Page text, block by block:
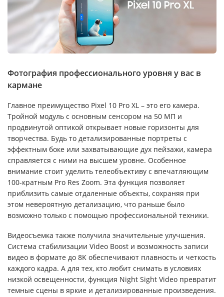
Фотография профессионального уровня у вас в
кармане
Главное преимущество Pixel 10 Pro XL – это его камера.
Тройной модуль с основным сенсором на 50 МП и
продвинутой оптикой открывает новые горизонты для
творчества. Будь то детализированные портреты с
эффектным боке или захватывающие дух пейзажи, камера
справляется с ними на высшем уровне. Особенное
внимание стоит уделить телеобъективу с впечатляющим
100-кратным Pro Res Zoom. Эта функция позволяет
приблизить самые отдаленные объекты, сохраняя при
этом невероятную детализацию, что раньше было
возможно только с помощью профессиональной техники.
Видеосъемка также получила значительные улучшения.
Система стабилизации Video Boost и возможность записи
видео в формате до 8K обеспечивают плавность и четкость
каждого кадра. А для тех, кто любит снимать в условиях
низкой освещенности, функция Night Sight Video превратит
темные сцены в яркие и детализированные произведения.